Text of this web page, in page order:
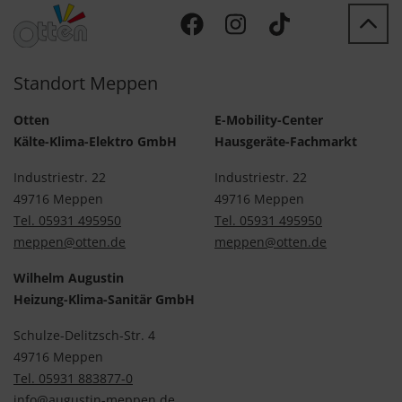
Standort Meppen
Otten
Kälte-Klima-Elektro GmbH
Industriestr. 22
49716 Meppen
Tel. 05931 495950
meppen@otten.de
E-Mobility-Center
Hausgeräte-Fachmarkt
Industriestr. 22
49716 Meppen
Tel. 05931 495950
meppen@otten.de
Wilhelm Augustin
Heizung-Klima-Sanitär GmbH
Schulze-Delitzsch-Str. 4
49716 Meppen
Tel. 05931 883877-0